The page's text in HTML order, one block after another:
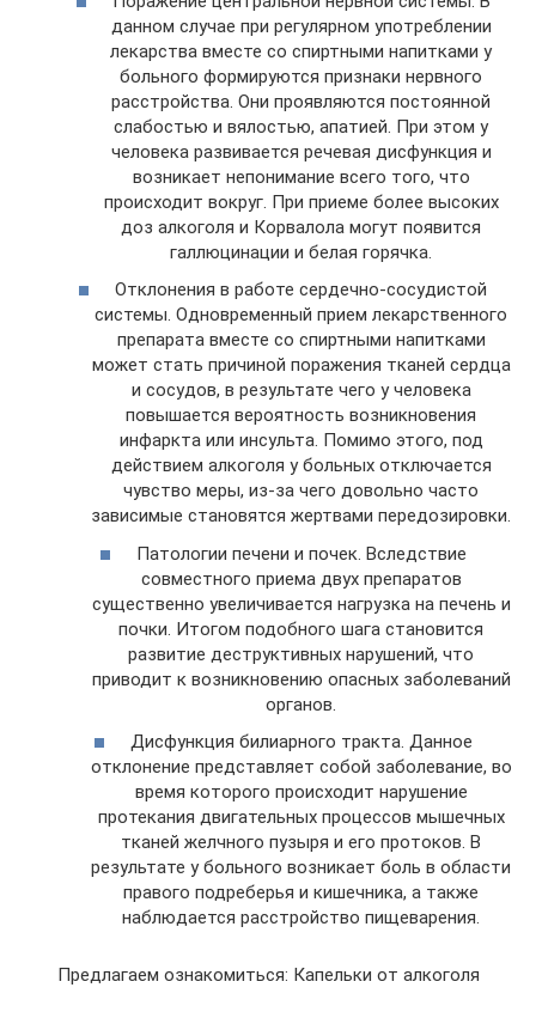
данном случае при регулярном употреблении
лекарства вместе со спиртными напитками у
больного формируются признаки нервного
расстройства. Они проявляются постоянной
слабостью и вялостью, апатией. При этом у
человека развивается речевая дисфункция и
возникает непонимание всего того, что
происходит вокруг. При приеме более высоких
доз алкоголя и Корвалола могут появится
галлюцинации и белая горячка.
Отклонения в работе сердечно-сосудистой
системы. Одновременный прием лекарственного
препарата вместе со спиртными напитками
может стать причиной поражения тканей сердца
и сосудов, в результате чего у человека
повышается вероятность возникновения
инфаркта или инсульта. Помимо этого, под
действием алкоголя у больных отключается
чувство меры, из-за чего довольно часто
зависимые становятся жертвами передозировки.
Патологии печени и почек. Вследствие
совместного приема двух препаратов
существенно увеличивается нагрузка на печень и
почки. Итогом подобного шага становится
развитие деструктивных нарушений, что
приводит к возникновению опасных заболеваний
органов.
Дисфункция билиарного тракта. Данное
отклонение представляет собой заболевание, во
время которого происходит нарушение
протекания двигательных процессов мышечных
тканей желчного пузыря и его протоков. В
результате у больного возникает боль в области
правого подреберья и кишечника, а также
наблюдается расстройство пищеварения.
Предлагаем ознакомиться: Капельки от алкоголя